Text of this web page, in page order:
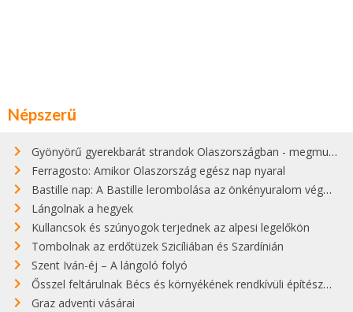
Népszerű
Gyönyörű gyerekbarát strandok Olaszországban - megmutatjuk a 15 legjobbat
Ferragosto: Amikor Olaszország egész nap nyaral
Bastille nap: A Bastille lerombolása az önkényuralom végét jelentette
Lángolnak a hegyek
Kullancsok és szúnyogok terjednek az alpesi legelőkön
Tombolnak az erdőtüzek Szicíliában és Szardínián
Szent Iván-éj – A lángoló folyó
Ősszel feltárulnak Bécs és környékének rendkívüli építészeti kincsei
Graz adventi vásárai